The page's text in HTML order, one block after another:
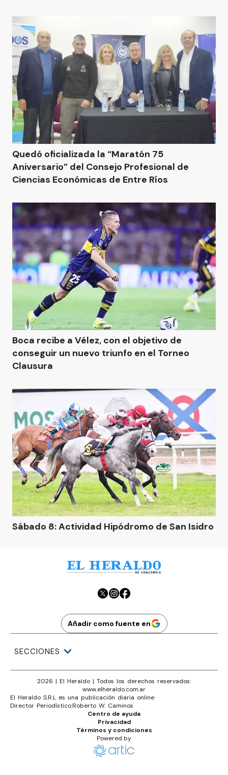
Quedó oficializada la “Maratón 75
Aniversario” del Consejo Profesional de
Ciencias Económicas de Entre Ríos
Boca recibe a Vélez, con el objetivo de
conseguir un nuevo triunfo en el Torneo
Clausura
Sábado 8: Actividad Hipódromo de San Isidro
Añadir como fuente en
SECCIONES
2026 | El Heraldo | Todos los derechos reservados:
www.elheraldo.com.ar
El Heraldo S.R.L es una publicación diaria online·
Director Periodístico:Roberto W. Caminos
Términos y condiciones
Privacidad
Centro de ayuda
Powered by